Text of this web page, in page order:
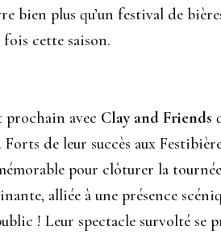
bien plus qu’un festival de
cette saison.
prochain avec Clay and Friends
de leur succès aux
pour clôturer la
alliée à une présence
! Leur spectacle survolté se